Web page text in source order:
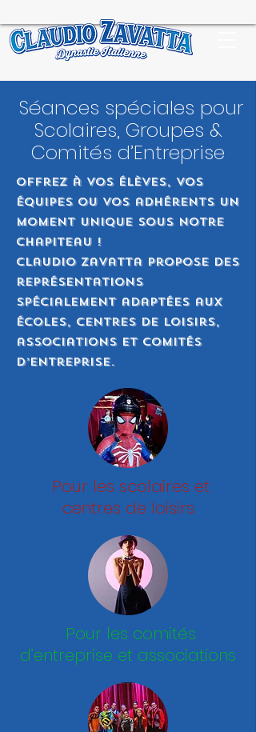
Séances spéciales pour
Scolaires, Groupes &
Comités d’Entreprise
Offrez à vos élèves, vos
équipes ou vos adhérents un
moment unique sous notre
chapiteau !
Claudio Zavatta propose des
représentations
spécialement adaptées aux
écoles, centres de loisirs,
associations et comités
d’entreprise.
Pour les scolaires et
centres de loisirs
Pour les comités
d’entreprise et associations